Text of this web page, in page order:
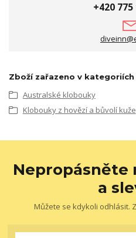
+420 775
Zboží zařazeno v kategoriích
Australské klobouky
Klobouky z hovězí a bůvolí kuže
Nepropásněte
a
Můžete se kdykoli odhlásit.